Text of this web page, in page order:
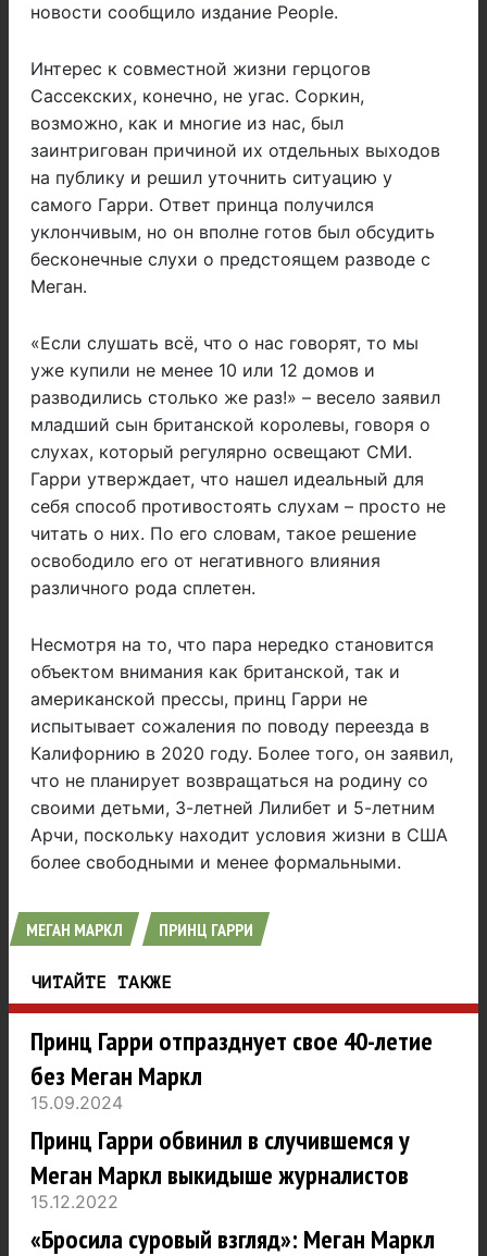
новости сообщило издание People.
Интерес к совместной жизни герцогов
Сассекских, конечно, не угас. Соркин,
возможно, как и многие из нас, был
заинтригован причиной их отдельных выходов
на публику и решил уточнить ситуацию у
самого Гарри. Ответ принца получился
уклончивым, но он вполне готов был обсудить
бесконечные слухи о предстоящем разводе с
Меган.
«Если слушать всё, что о нас говорят, то мы
уже купили не менее 10 или 12 домов и
разводились столько же раз!» – весело заявил
младший сын британской королевы, говоря о
слухах, который регулярно освещают СМИ.
Гарри утверждает, что нашел идеальный для
себя способ противостоять слухам – просто не
читать о них. По его словам, такое решение
освободило его от негативного влияния
различного рода сплетен.
Несмотря на то, что пара нередко становится
объектом внимания как британской, так и
американской прессы, принц Гарри не
испытывает сожаления по поводу переезда в
Калифорнию в 2020 году. Более того, он заявил,
что не планирует возвращаться на родину со
своими детьми, 3-летней Лилибет и 5-летним
Арчи, поскольку находит условия жизни в США
более свободными и менее формальными.
МЕГАН МАРКЛ ПРИНЦ ГАРРИ
ЧИТАЙТЕ ТАКЖЕ
Принц Гарри отпразднует свое 40-летие
без Меган Маркл
15.09.2024
Принц Гарри обвинил в случившемся у
Меган Маркл выкидыше журналистов
15.12.2022
«Бросила суровый взгляд»: Меган Маркл